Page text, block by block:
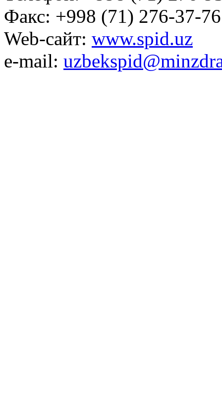
Факс: +998 (71) 276-37-76
Web-сайт: www.spid.uz
e-mail: